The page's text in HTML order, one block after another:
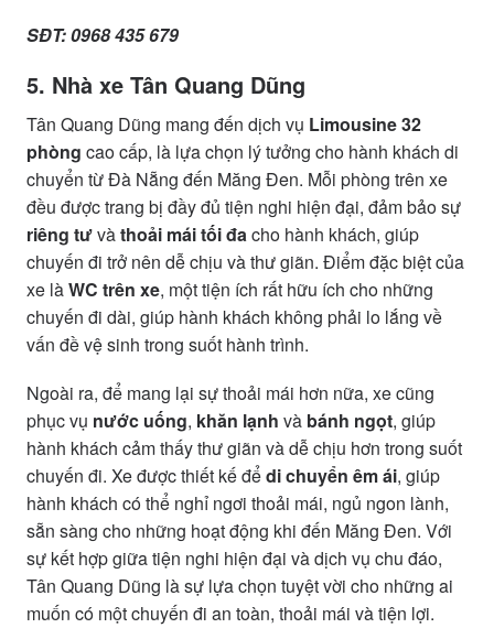
SĐT: 0968 435 679
5. Nhà xe Tân Quang Dũng
Tân Quang Dũng mang đến dịch vụ Limousine 32
phòng cao cấp, là lựa chọn lý tưởng cho hành khách di
chuyển từ Đà Nẵng đến Măng Đen. Mỗi phòng trên xe
đều được trang bị đầy đủ tiện nghi hiện đại, đảm bảo sự
riêng tưvàthoải mái tối đacho hành khách, giúp
chuyến đi trở nên dễ chịu và thư giãn. Điểm đặc biệt của
xe làWC trên xe, một tiện ích rất hữu ích cho những
chuyến đi dài, giúp hành khách không phải lo lắng về
vấn đề vệ sinh trong suốt hành trình.
Ngoài ra, để mang lại sự thoải mái hơn nữa, xe cũng
phục vụ nước uống, khăn lạnh và bánh ngọt, giúp
hành khách cảm thấy thư giãn và dễ chịu hơn trong suốt
chuyến đi. Xe được thiết kế đểdi chuyển êm ái, giúp
hành khách có thể nghỉ ngơi thoải mái, ngủ ngon lành,
sẵn sàng cho những hoạt động khi đến Măng Đen. Với
sự kết hợp giữa tiện nghi hiện đại và dịch vụ chu đáo,
Tân Quang Dũng là sự lựa chọn tuyệt vời cho những ai
muốn có một chuyến đi an toàn, thoải mái và tiện lợi.